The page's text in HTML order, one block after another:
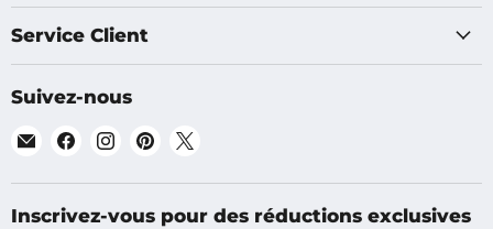
Service Client
Suivez-nous
Trouvez-
sur
E-
Trouvez-
sur
Facebook
Trouvez-
sur
Instagram
Trouvez-
sur
Pinterest
sur
X
Inscrivez-vous pour des réductions exclusives